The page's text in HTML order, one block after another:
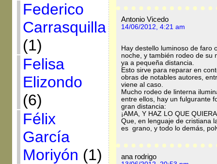
Federico
Carrasquilla
(1)
Felisa
Elizondo
(6)
Félix
García
Moriyón (1)
Antonio Vicedo
14/06/2012, 4:21 am
Hay destello luminoso de faro
noche, y también rodeo de su
ya a pequeña distancia.
Esto sirve para reparar en
obras de notables autores,
viene al caso.
Mucho rodeo de linterna
entre ellos, hay un fulgurante
gran distancia:
¡AMA, Y HAZ LO QUE
Que, en lenguaje de cristiana
es grano, y todo lo demás,
ana rodrigo